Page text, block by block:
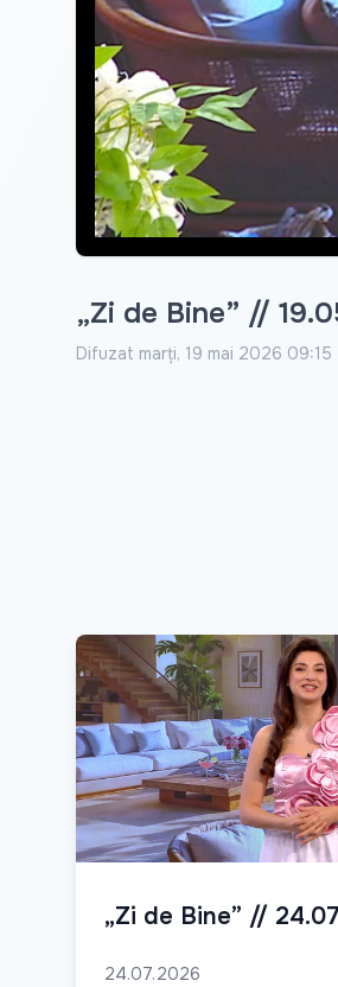
„Zi de Bine” //
Difuzat marți, 19 mai 2026 09:15
„Zi de Bine” //
24.07.2026